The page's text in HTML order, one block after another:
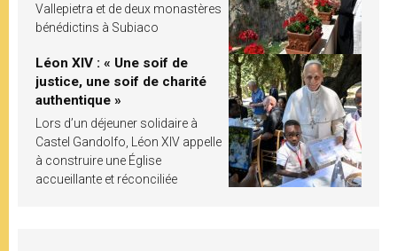
Vallepietra et de deux monastères
bénédictins à Subiaco
Léon XIV : « Une soif de
justice, une soif de charité
authentique »
Lors d’un déjeuner solidaire à
Castel Gandolfo, Léon XIV appelle
à construire une Église
accueillante et réconciliée